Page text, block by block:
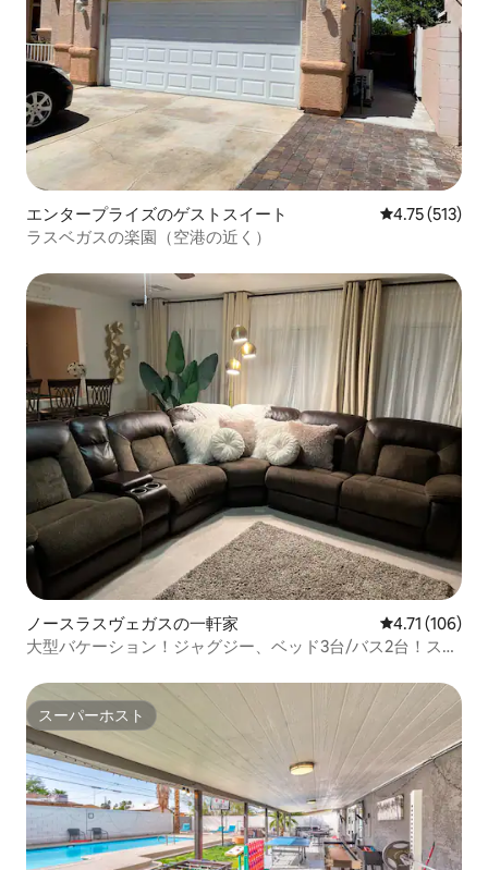
エンタープライズのゲストスイート レビュー513
4.75 (513)
ラスベガスの楽園（空港の近く）
ノースラスヴェガスの一軒家 レビュー106
4.71 (106)
大型バケーション！ジャグジー、ベッド3台/バス2台！スリ
スーパーホスト
スーパーホスト